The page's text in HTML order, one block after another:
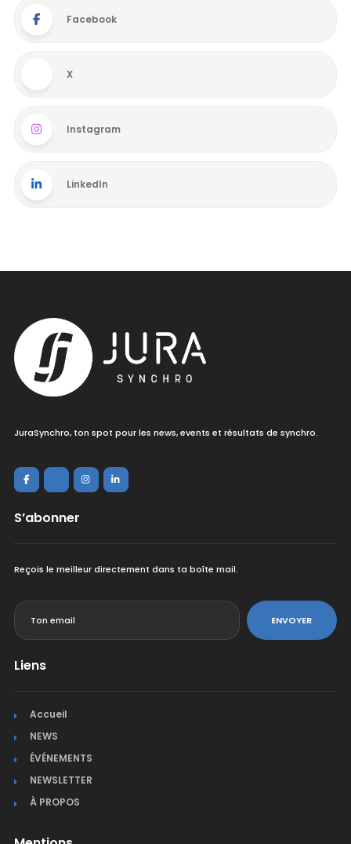
Facebook
X
Instagram
LinkedIn
JuraSynchro, ton spot pour les news, events et résultats de synchro.
S’abonner
Reçois le meilleur directement dans ta boîte mail.
ENVOYER
Liens
Accueil
NEWS
ÉVÉNEMENTS
NEWSLETTER
À PROPOS